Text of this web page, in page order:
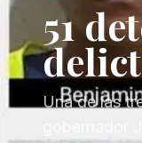
51
Una de las